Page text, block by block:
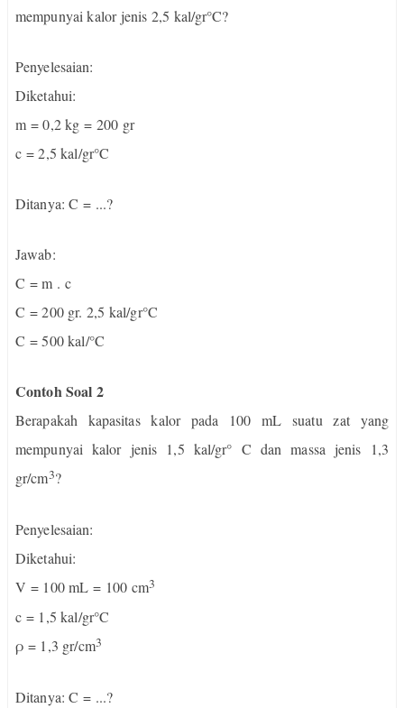
mempunyai kalor jenis 2,5 kal/gr°C?
Penyelesaian:
Diketahui:
m = 0,2 kg = 200 gr
c = 2,5 kal/gr°C
Ditanya: C = ...?
Jawab:
C = m . c
C = 200 gr. 2,5 kal/gr°C
C = 500 kal/°C
Contoh Soal 2
Berapakah kapasitas kalor pada 100 mL suatu zat yang
mempunyai kalor jenis 1,5 kal/gr° C dan massa jenis 1,3
gr/cm3?
Penyelesaian:
Diketahui:
V = 100 mL = 100 cm3
c = 1,5 kal/gr°C
ρ = 1,3 gr/cm3
Ditanya: C = ...?